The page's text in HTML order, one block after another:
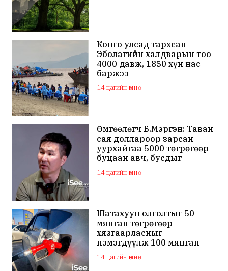
Конго улсад тархсан
Эболагийн халдварын тоо
4000 давж, 1850 хүн нас
баржээ
14 цагийн өмнө
Өмгөөлөгч Б.Мэргэн: Таван
сая доллароор зарсан
уурхайгаа 5000 төгрөгөөр
буцаан авч, бусдыг
залилсан Ө.Ганзоригийн
өмгөөлөгч ёс зүйгүйгээр
14 цагийн өмнө
Шатахуун олголтыг 50
мянган төгрөгөөр
хязгаарласныг
нэмэгдүүлж 100 мянган
төгрөгт хүргэхээр судалж
байна
14 цагийн өмнө